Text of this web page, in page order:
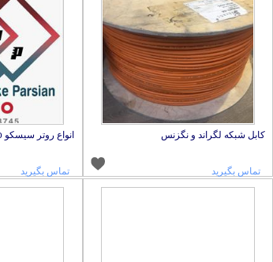
کابل شبکه لگراند و نگزنس
تماس بگیرید
انواع روتر سیسکو cisco
تماس بگیرید